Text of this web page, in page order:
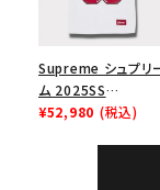
Supreme シュプリ
ム 2025SS
Bandana Football
¥52,980 (税込)